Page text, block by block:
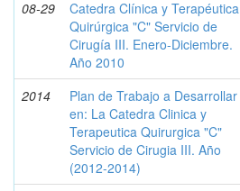
08-29
Catedra Clínica y Terapéutica
Quirúrgica "C" Servicio de
Cirugía III. Enero-Diciembre.
Año 2010
2014
Plan de Trabajo a Desarrollar
en: La Catedra Clinica y
Terapeutica Quirurgica "C"
Servicio de Cirugia III. Año
(2012-2014)